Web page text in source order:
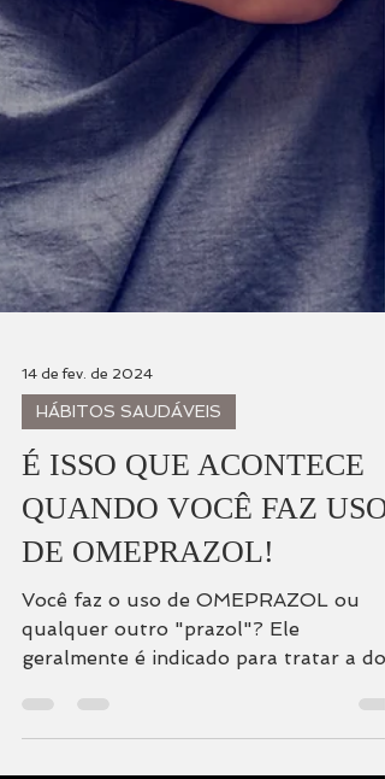
14 de fev. de 2024
HÁBITOS SAUDÁVEIS
É ISSO QUE ACONTECE